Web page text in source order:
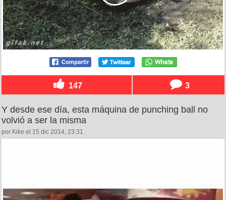
147 3
Y desde ese día, esta máquina de punching ball no
volvió a ser la misma
por Kike el 15 dic 2014, 23:31